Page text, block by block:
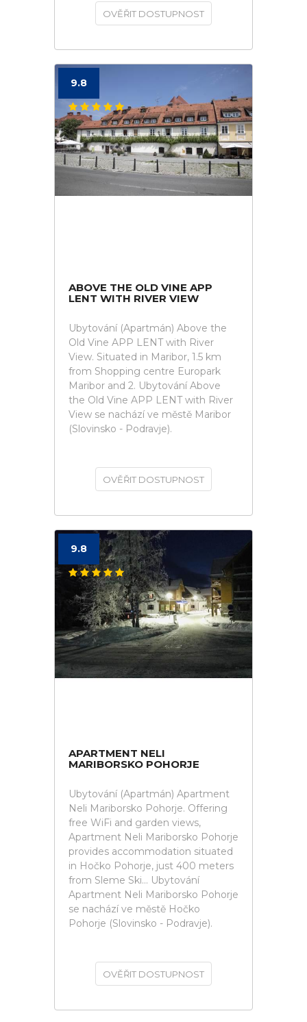
OVĚŘIT DOSTUPNOST
9.8
ABOVE THE OLD VINE APP
LENT WITH RIVER VIEW
Ubytování (Apartmán) Above the
Old Vine APP LENT with River
View. Situated in Maribor, 1.5 km
from Shopping centre Europark
Maribor and 2. Ubytování Above
the Old Vine APP LENT with River
View se nachází ve městě Maribor
(Slovinsko - Podravje).
OVĚŘIT DOSTUPNOST
9.8
APARTMENT NELI
MARIBORSKO POHORJE
Ubytování (Apartmán) Apartment
Neli Mariborsko Pohorje. Offering
free WiFi and garden views,
Apartment Neli Mariborsko Pohorje
provides accommodation situated
in Hočko Pohorje, just 400 meters
from Sleme Ski... Ubytování
Apartment Neli Mariborsko Pohorje
se nachází ve městě Hočko
Pohorje (Slovinsko - Podravje).
OVĚŘIT DOSTUPNOST